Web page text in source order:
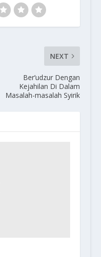
NEXT
Ber’udzur Dengan
Kejahilan Di Dalam
Masalah-masalah Syirik